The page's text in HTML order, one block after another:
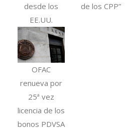
desde los
EE.UU.
de los CPP”
OFAC
renueva por
25ª vez
licencia de los
bonos PDVSA